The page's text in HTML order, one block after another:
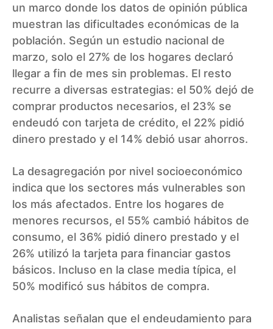
un marco donde los datos de opinión pública
muestran las dificultades económicas de la
población. Según un estudio nacional de
marzo, solo el 27% de los hogares declaró
llegar a fin de mes sin problemas. El resto
recurre a diversas estrategias: el 50% dejó de
comprar productos necesarios, el 23% se
endeudó con tarjeta de crédito, el 22% pidió
dinero prestado y el 14% debió usar ahorros.
La desagregación por nivel socioeconómico
indica que los sectores más vulnerables son
los más afectados. Entre los hogares de
menores recursos, el 55% cambió hábitos de
consumo, el 36% pidió dinero prestado y el
26% utilizó la tarjeta para financiar gastos
básicos. Incluso en la clase media típica, el
50% modificó sus hábitos de compra.
Analistas señalan que el endeudamiento para